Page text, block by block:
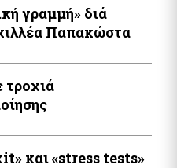
γραμμή» διά
Παπακώστα
τροχιά
και «stress tests»